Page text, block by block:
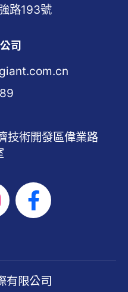
路193號
司
技術開發區偉業路
有限公司